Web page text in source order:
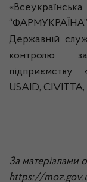
Державній
контролю
USAID,
За матеріалами
https://